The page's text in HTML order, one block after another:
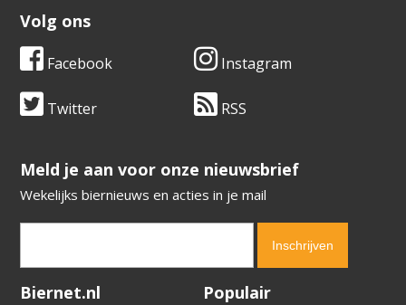
Volg ons
Facebook Instagram
Twitter RSS
​​​​​​​Meld je aan voor onze nieuwsbrief
Wekelijks biernieuws en acties in je mail
Verification code:
Biernet.nl Populair